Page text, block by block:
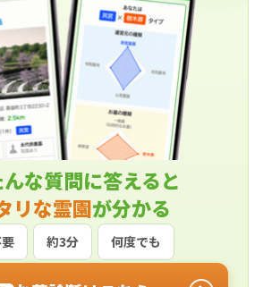
な質問に答えると
リな霊園が分かる
約3分 何度でも